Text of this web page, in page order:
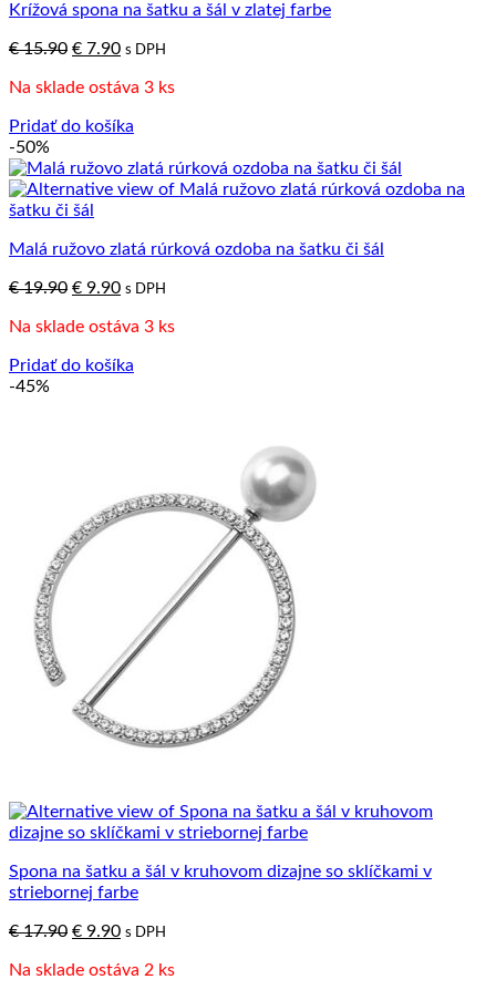
Krížová spona na šatku a šál v zlatej farbe
€15.90 Pôvodná
bola:
€ 7.90Aktuálna
je:
s DPH
Na sklade ostáva 3 ks
Pridať do košíka
-50%
Malá ružovo zlatá rúrková ozdoba na šatku či šál
€19.90 Pôvodná
bola:
€ 9.90Aktuálna
je:
s DPH
Na sklade ostáva 3 ks
Pridať do košíka
-45%
Spona na šatku a šál v kruhovom dizajne so sklíčkami v
striebornej farbe
€17.90 Pôvodná
bola:
€ 9.90Aktuálna
je:
s DPH
Na sklade ostáva 2 ks